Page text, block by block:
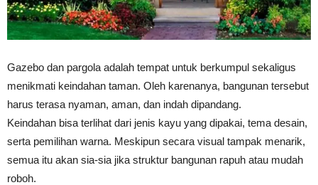
Cepat
Kering,
Kuat
Gazebo dan pargola adalah tempat untuk berkumpul sekaligus
menikmati keindahan taman. Oleh karenanya, bangunan tersebut
harus terasa nyaman, aman, dan indah dipandang.
Keindahan bisa terlihat dari jenis kayu yang dipakai, tema desain,
serta pemilihan warna. Meskipun secara visual tampak menarik,
semua itu akan sia-sia jika struktur bangunan rapuh atau mudah
roboh.